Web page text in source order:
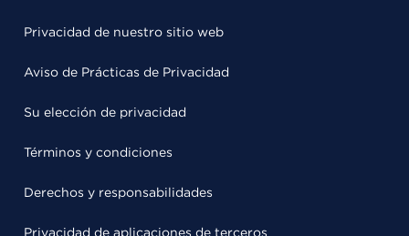
Privacidad de nuestro sitio web
Aviso de Prácticas de Privacidad
Su elección de privacidad
Términos y condiciones
Derechos y responsabilidades
Privacidad de aplicaciones de terceros